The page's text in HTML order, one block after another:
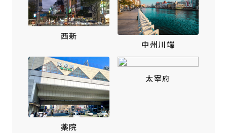
西新
中州川端
薬院
太宰府